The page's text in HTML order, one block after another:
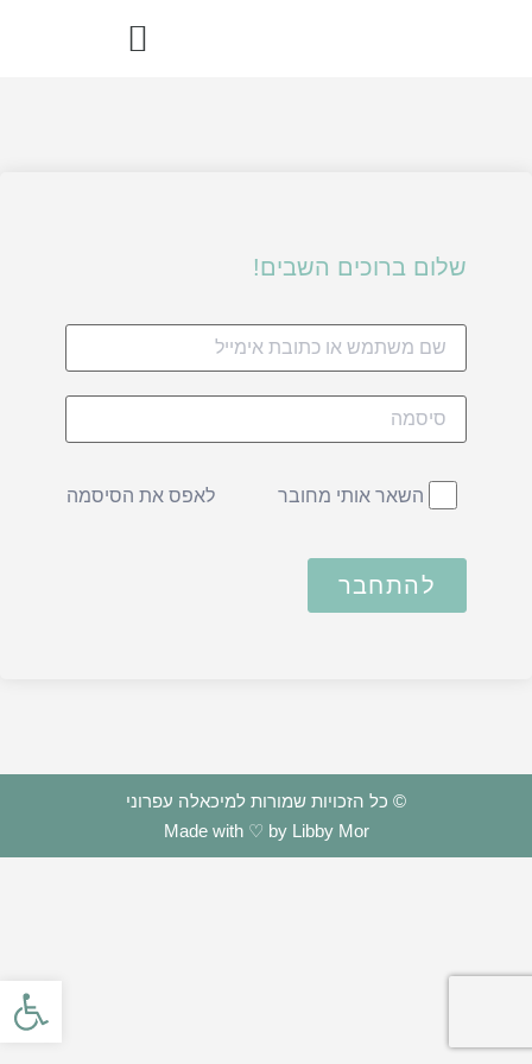
שלום ברוכים השבים!
השאר אותי מחובר לאפס את הסיסמה
להתחבר
© כל הזכויות שמורות למיכאלה עפרוני
Made with ♡ by Libby Mor
פתח